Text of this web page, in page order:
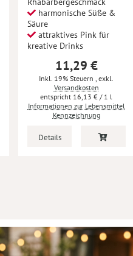
harmonische Süße &
Säure
attraktives Pink für
kreative Drinks
11,29 €
Inkl. 19% Steuern, exkl.
Versandkosten
16,13 € / 1 l
Informationen zur Lebensmittel
Kennzeichnung
Details